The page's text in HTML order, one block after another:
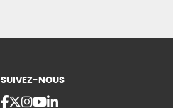
SUIVEZ-NOUS